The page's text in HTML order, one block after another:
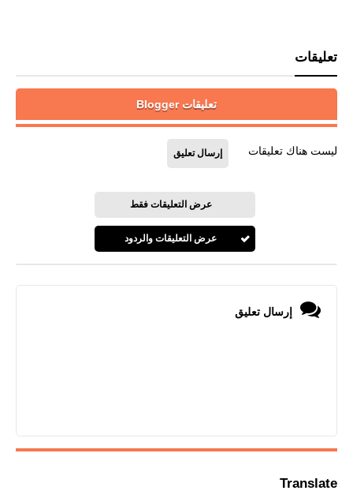
تعليقات
تعليقات Blogger
ليست هناك تعليقات إرسال تعليق
عرض التعليقات فقط
عرض التعليقات والردود
إرسال تعليق
Translate